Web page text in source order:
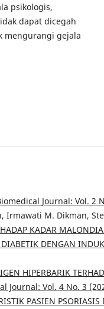
psikologis,
dapat dicegah
mengurangi gejala
Journal: Vol. 2
Irmawati M. Dikman,
KADAR
DENGAN
HIPERBARIK
Journal: Vol. 4 No. 3
PASIEN